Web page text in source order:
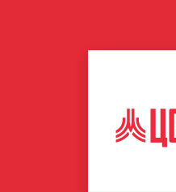
ЦЕНТР